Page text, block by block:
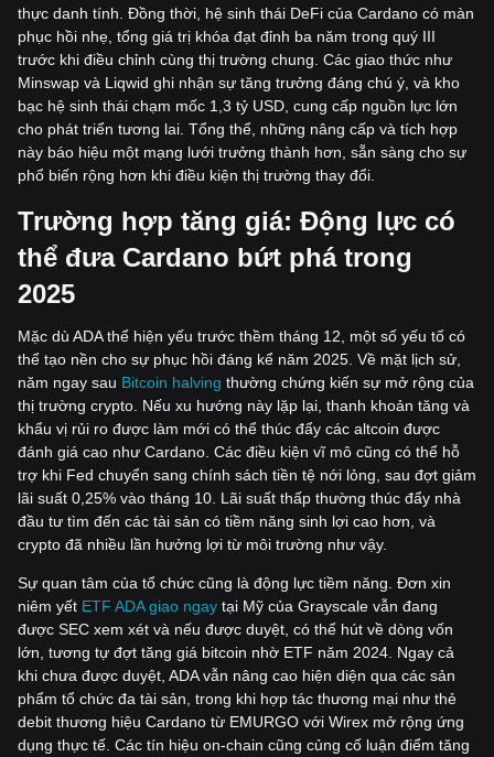
thực danh tính. Đồng thời, hệ sinh thái DeFi của Cardano có màn
phục hồi nhẹ, tổng giá trị khóa đạt đỉnh ba năm trong quý III
trước khi điều chỉnh cùng thị trường chung. Các giao thức như
Minswap và Liqwid ghi nhận sự tăng trưởng đáng chú ý, và kho
bạc hệ sinh thái chạm mốc 1,3 tỷ USD, cung cấp nguồn lực lớn
cho phát triển tương lai. Tổng thể, những nâng cấp và tích hợp
này báo hiệu một mạng lưới trưởng thành hơn, sẵn sàng cho sự
phổ biến rộng hơn khi điều kiện thị trường thay đổi.
Trường hợp tăng giá: Động lực có
thể đưa Cardano bứt phá trong
2025
Mặc dù ADA thể hiện yếu trước thềm tháng 12, một số yếu tố có
thể tạo nền cho sự phục hồi đáng kể năm 2025. Về mặt lịch sử,
năm ngay sau Bitcoin halving thường chứng kiến sự mở rộng của
thị trường crypto. Nếu xu hướng này lặp lại, thanh khoản tăng và
khẩu vị rủi ro được làm mới có thể thúc đẩy các altcoin được
đánh giá cao như Cardano. Các điều kiện vĩ mô cũng có thể hỗ
trợ khi Fed chuyển sang chính sách tiền tệ nới lỏng, sau đợt giảm
lãi suất 0,25% vào tháng 10. Lãi suất thấp thường thúc đẩy nhà
đầu tư tìm đến các tài sản có tiềm năng sinh lợi cao hơn, và
crypto đã nhiều lần hưởng lợi từ môi trường như vậy.
Sự quan tâm của tổ chức cũng là động lực tiềm năng. Đơn xin
niêm yết ETF ADA giao ngay tại Mỹ của Grayscale vẫn đang
được SEC xem xét và nếu được duyệt, có thể hút về dòng vốn
lớn, tương tự đợt tăng giá bitcoin nhờ ETF năm 2024. Ngay cả
khi chưa được duyệt, ADA vẫn nâng cao hiện diện qua các sản
phẩm tổ chức đa tài sản, trong khi hợp tác thương mại như thẻ
debit thương hiệu Cardano từ EMURGO với Wirex mở rộng ứng
dụng thực tế. Các tín hiệu on-chain cũng củng cố luận điểm tăng